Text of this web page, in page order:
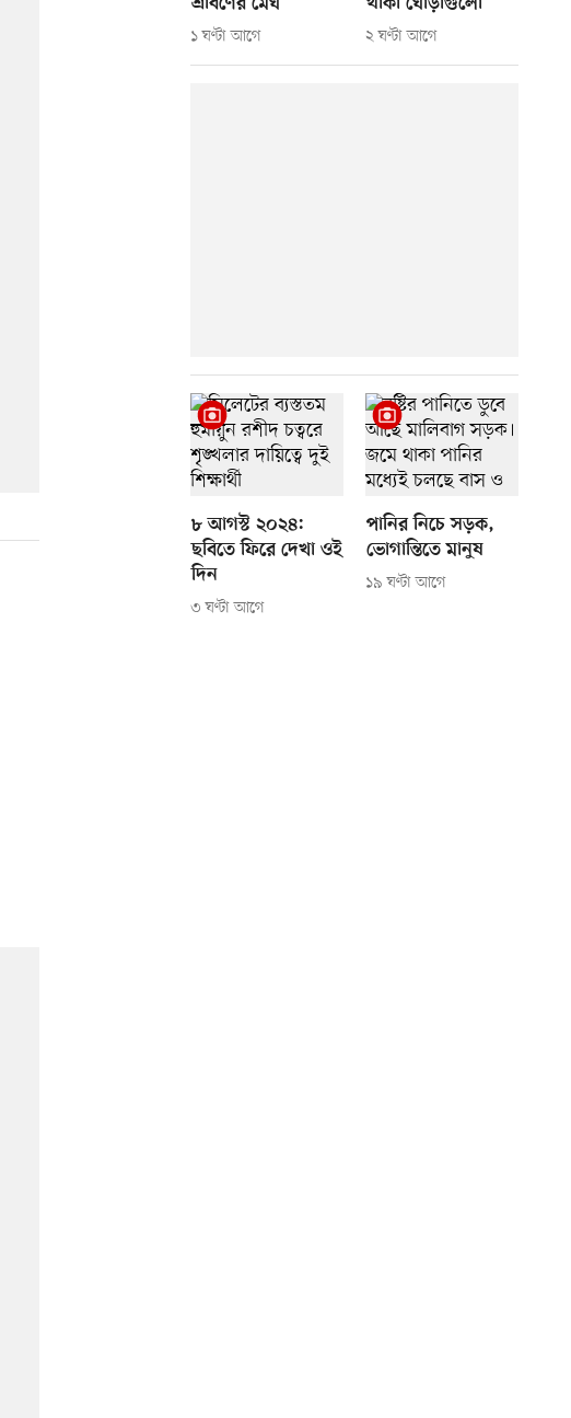
শ্রাবণের মেঘ
১ ঘণ্টা আগে
থাকা ঘোড়াগুলো
২ ঘণ্টা আগে
৮ আগস্ট ২০২৪:
ছবিতে ফিরে দেখা ওই
দিন
৩ ঘণ্টা আগে
পানির নিচে সড়ক,
ভোগান্তিতে মানুষ
১৯ ঘণ্টা আগে